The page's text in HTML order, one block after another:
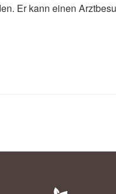
Er kann einen